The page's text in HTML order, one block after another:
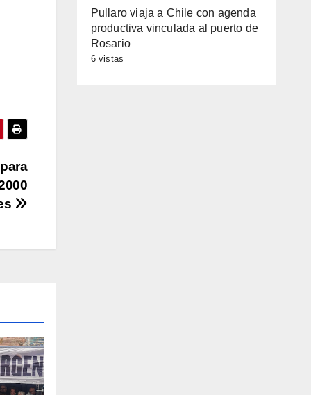
Pullaro viaja a Chile con agenda
productiva vinculada al puerto de
Rosario
6 vistas